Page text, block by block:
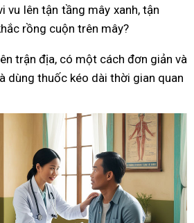
vu lên tận tầng mây xanh, tận
rồng cuộn trên mây?
trận địa, có một cách đơn giản và
dùng thuốc kéo dài thời gian quan